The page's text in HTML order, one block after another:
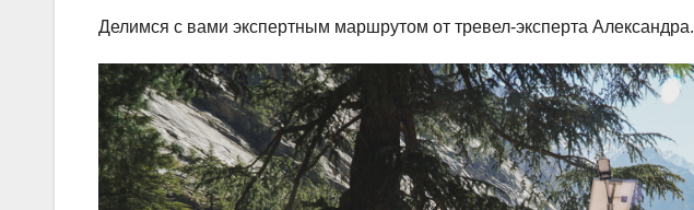
Делимся с вами экспертным маршрутом от тревел-эксперта Александра.